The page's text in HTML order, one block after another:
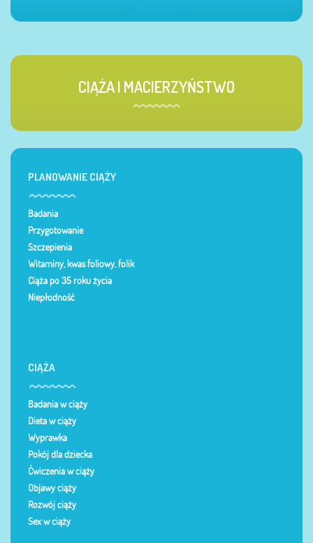
CIĄŻA I MACIERZYŃSTWO
PLANOWANIE CIĄŻY
Badania
Przygotowanie
Szczepienia
Witaminy, kwas foliowy, folik
Ciąża po 35 roku życia
Niepłodność
CIĄŻA
Badania w ciąży
Dieta w ciąży
Wyprawka
Pokój dla dziecka
Ćwiczenia w ciąży
Objawy ciąży
Rozwój ciąży
Sex w ciąży